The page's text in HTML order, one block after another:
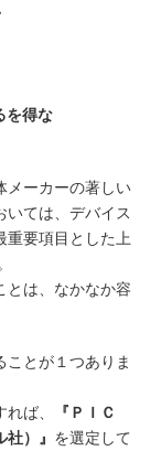
を得な
メーカーの著しい
いては、デバイス
重要項目とした上
とは、なかなか容
ことが１つありま
ば、
『ＰＩＣ
）』 を選定して